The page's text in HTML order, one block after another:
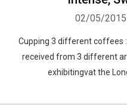
02/05/2015
Cupping 3 different coffees
received from 3 different
exhibitingvat the